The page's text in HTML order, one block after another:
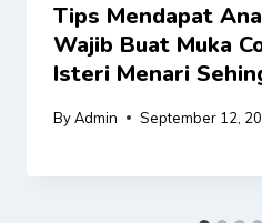
Tips Mendapat
Wajib Buat Muka
Isteri Menari
ByAdmin September 12,